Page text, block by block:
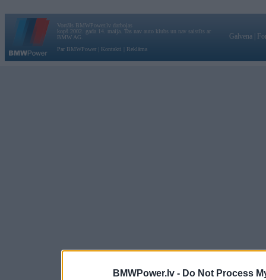
BMWPower.lv - Do Not Process
Vortāls BMWPower.lv darbojas
kopš 2002. gada 14. maija. Tas nav auto klubs un nav saistīts ar
BMW AG.
Par BMWPower
Kontakti Reklāma
Galvena